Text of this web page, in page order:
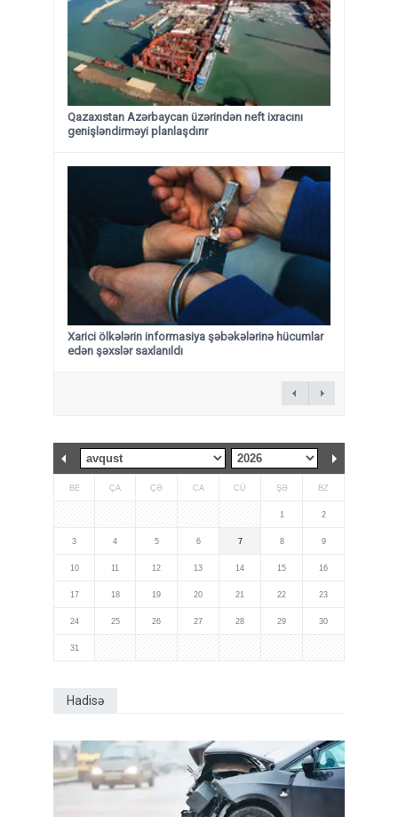
Qazaxıstan Azərbaycan üzərindən neft ixracını
genişləndirməyi planlaşdırır
Xarici ölkələrin informasiya şəbəkələrinə hücumlar
edən şəxslər saxlanıldı
BE ÇA ÇƏ CA CÜ ŞƏ BZ
1 2
3 4 5 6 7 8 9
10 11 12 13 14 15 16
17 18 19 20 21 22 23
24 25 26 27 28 29 30
31
Hadisə